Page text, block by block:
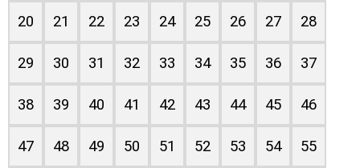
20 21 22 23 24 25 26 27 28
29 30 31 32 33 34 35 36 37
38 39 40 41 42 43 44 45 46
47 48 49 50 51 52 53 54 55